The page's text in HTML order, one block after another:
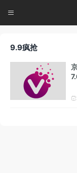

9.9疯抢
